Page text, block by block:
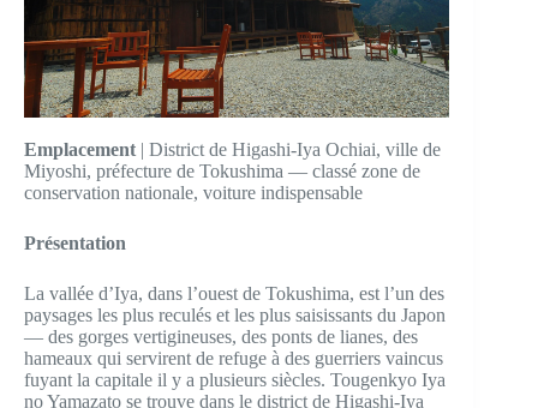
Emplacement | District de Higashi-Iya Ochiai, ville de
Miyoshi, préfecture de Tokushima — classé zone de
conservation nationale, voiture indispensable
Présentation
La vallée d’Iya, dans l’ouest de Tokushima, est l’un des
paysages les plus reculés et les plus saisissants du Japon
— des gorges vertigineuses, des ponts de lianes, des
hameaux qui servirent de refuge à des guerriers vaincus
fuyant la capitale il y a plusieurs siècles. Tougenkyo Iya
no Yamazato se trouve dans le district de Higashi-Iya